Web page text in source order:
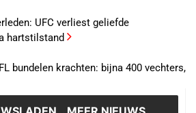
UFC verliest geliefde
hartstilstand
bundelen krachten: bijna 400 vechters,